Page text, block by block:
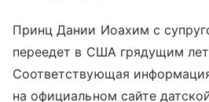
Принц Дании Иоахим с
переедет в США грядущим
Соответствующая
на официальном сайте